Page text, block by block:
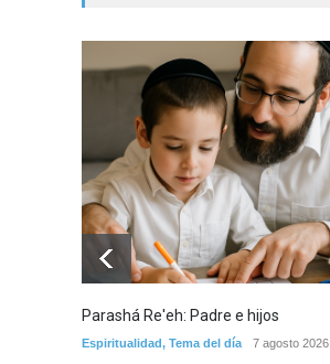
Parashá Re'eh: Padre e hijos
Espiritualidad, Tema del día 7 agosto 2026